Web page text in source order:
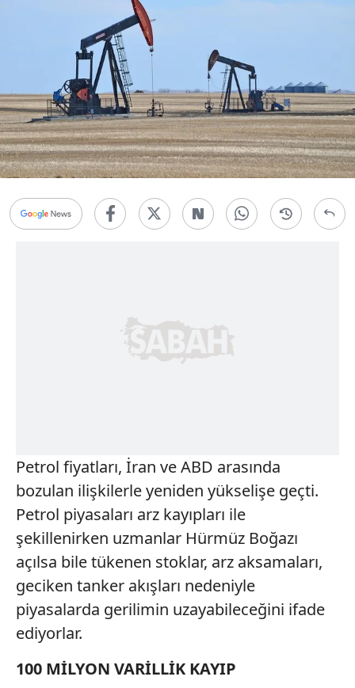
Petrol fiyatları, İran ve ABD arasında
bozulan ilişkilerle yeniden yükselişe geçti.
Petrol piyasaları arz kayıpları ile
şekillenirken uzmanlar Hürmüz Boğazı
açılsa bile tükenen stoklar, arz aksamaları,
geciken tanker akışları nedeniyle
piyasalarda gerilimin uzayabileceğini ifade
ediyorlar.
100 MİLYON VARİLLİK KAYIP